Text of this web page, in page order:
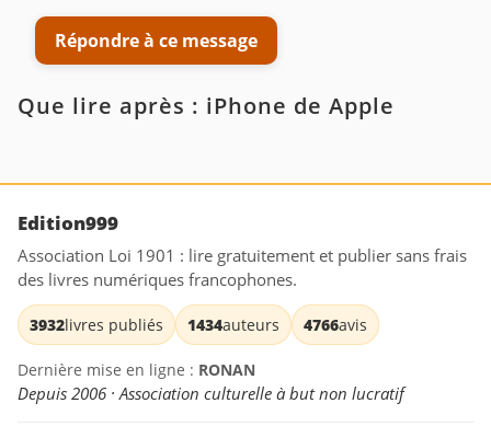
Répondre à ce message
Que lire après : iPhone de Apple
Edition999
Association Loi 1901 : lire gratuitement et publier sans frais
des livres numériques francophones.
3932livres publiés 1434auteurs 4766avis
Dernière mise en ligne : RONAN
Depuis 2006 · Association culturelle à but non lucratif